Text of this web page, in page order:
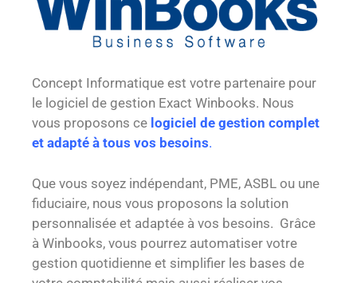
Concept Informatique est votre partenaire pour
le logiciel de gestion Exact Winbooks. Nous
vous proposons ce logiciel de gestion complet
et adapté à tous vos besoins.
Que vous soyez indépendant, PME, ASBL ou une
fiduciaire, nous vous proposons la solution
personnalisée et adaptée à vos besoins. Grâce
à Winbooks, vous pourrez automatiser votre
gestion quotidienne et simplifier les bases de